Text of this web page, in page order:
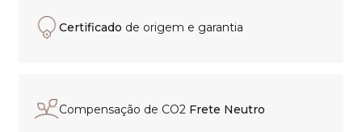
Certificado de origem e garantia
Compensação de CO2 Frete Neutro